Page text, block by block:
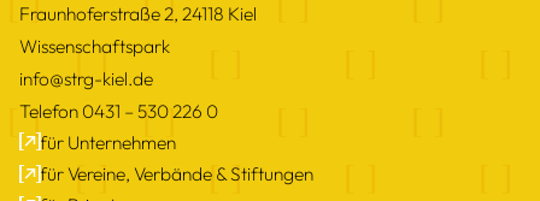
Fraunhoferstraße 2, 24118 Kiel
Wissenschaftspark
info@strg-kiel.de
Telefon 0431 – 530 226 0
für Unternehmen
für Vereine, Verbände & Stiftungen